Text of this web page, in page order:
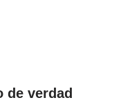
de verdad